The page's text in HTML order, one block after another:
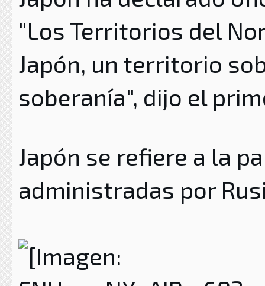
"Los Territorios del
Japón, un territorio
soberanía", dijo el
Japón se refiere a la
administradas por